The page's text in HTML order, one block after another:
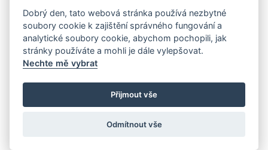
J-35579-21
BROŽ S PŘÍRODNÍMI
KAMENY 08
Dobrý den, tato webová stránka používá nezbytné
soubory cookie k zajištění správného fungování a
analytické soubory cookie, abychom pochopili, jak
stránky používáte a mohli je dále vylepšovat.
Nechte mě vybrat
Přijmout vše
Odmítnout vše